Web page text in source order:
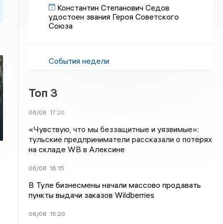
Константин Степанович Седов
удостоен звания Героя Советского
Союза
События недели
Топ 3
06/08 17:20
«Чувствую, что мы беззащитные и уязвимые»:
тульские предприниматели рассказали о потерях
на складе WB в Алексине
06/08 16:15
В Туле бизнесмены начали массово продавать
пункты выдачи заказов Wildberries
06/08 15:20